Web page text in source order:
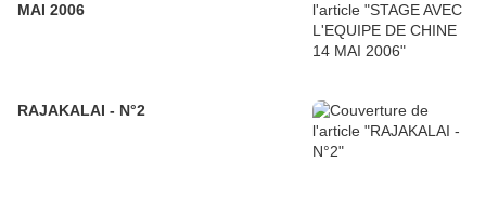
MAI 2006
RAJAKALAI - N°2